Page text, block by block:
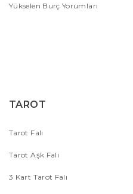
Yükselen Burç Yorumları
TAROT
Tarot Falı
Tarot Aşk Falı
3 Kart Tarot Falı